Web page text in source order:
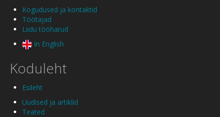
Kogudused ja kontaktid
Töötajad
Liidu tööharud
In English
Koduleht
Esileht
Uudised ja artiklid
Teated